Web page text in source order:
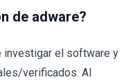
de adware?
investigar el software y
verificados. Al